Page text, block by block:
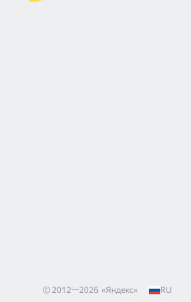
© 2012—2026 «Яндекс» RU